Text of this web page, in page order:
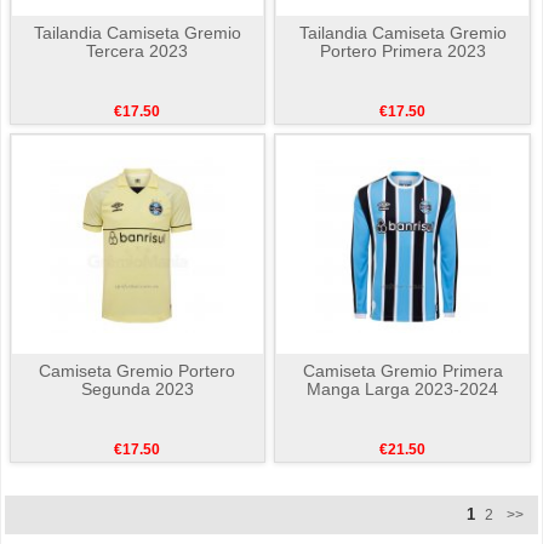
Tailandia Camiseta Gremio
Tercera 2023
€17.50
Tailandia Camiseta Gremio
Portero Primera 2023
€17.50
Camiseta Gremio Portero
Segunda 2023
€17.50
Camiseta Gremio Primera
Manga Larga 2023-2024
€21.50
1 2 >>